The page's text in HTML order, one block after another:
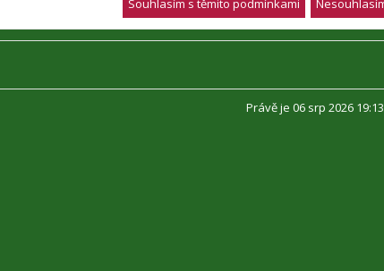
Právě je 06 srp 2026 19:13